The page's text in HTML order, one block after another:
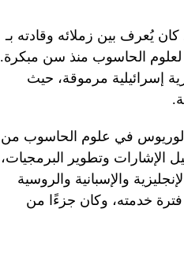
يُعرف بين زملائه وقادته بـ
لعلوم الحاسوب منذ سن مبكرة.
عسكرية إسرائيلية مرموقة، حيث
على درجة البكالوريوس في علوم الحاسوب من
الإشارات وتطوير البرمجيات،
والإسبانية والروسية
خدمته، وكان جزءًا من